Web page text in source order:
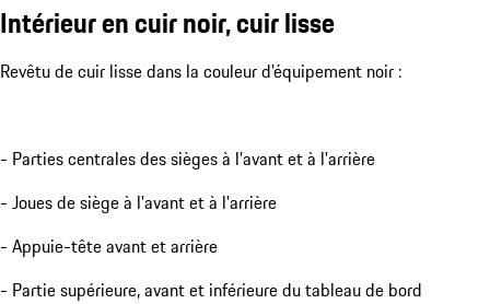
Intérieur en cuir noir, cuir lisse
Revêtu de cuir lisse dans la couleur d'équipement noir :
- Parties centrales des sièges à l'avant et à l'arrière
- Joues de siège à l'avant et à l'arrière
- Appuie-tête avant et arrière
- Partie supérieure, avant et inférieure du tableau de bord